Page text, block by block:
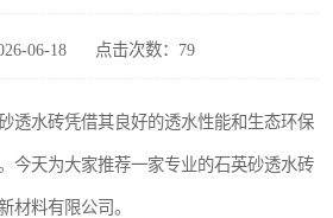
06-18 点击次数：79
透水砖凭借其良好的透水性能和生态环保
今天为大家推荐一家专业的石英砂透水砖
料有限公司。